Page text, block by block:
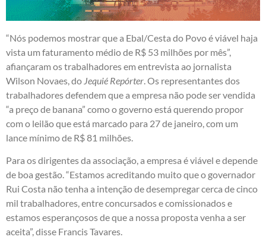
“Nós podemos mostrar que a Ebal/Cesta do Povo é viável haja
vista um faturamento médio de R$ 53 milhões por mês”,
afiançaram os trabalhadores em entrevista ao jornalista
Wilson Novaes, do Jequié Repórter . Os representantes dos
trabalhadores defendem que a empresa não pode ser vendida
“a preço de banana” como o governo está querendo propor
com o leilão que está marcado para 27 de janeiro, com um
lance mínimo de R$ 81 milhões.
Para os dirigentes da associação, a empresa é viável e depende
de boa gestão. “Estamos acreditando muito que o governador
Rui Costa não tenha a intenção de desempregar cerca de cinco
mil trabalhadores, entre concursados e comissionados e
estamos esperançosos de que a nossa proposta venha a ser
aceita”, disse Francis Tavares.